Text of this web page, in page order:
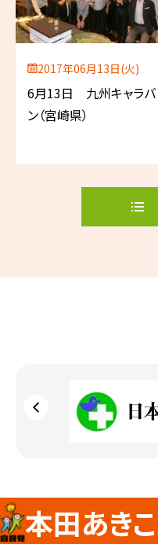
2017年06月13日(火)
6月13日 九州キャラバ
ン（宮崎県）
本田あきこ